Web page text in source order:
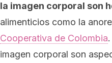
la imagen corporal son
alimenticios como la
Cooperativa de Colombia
imagen corporal son